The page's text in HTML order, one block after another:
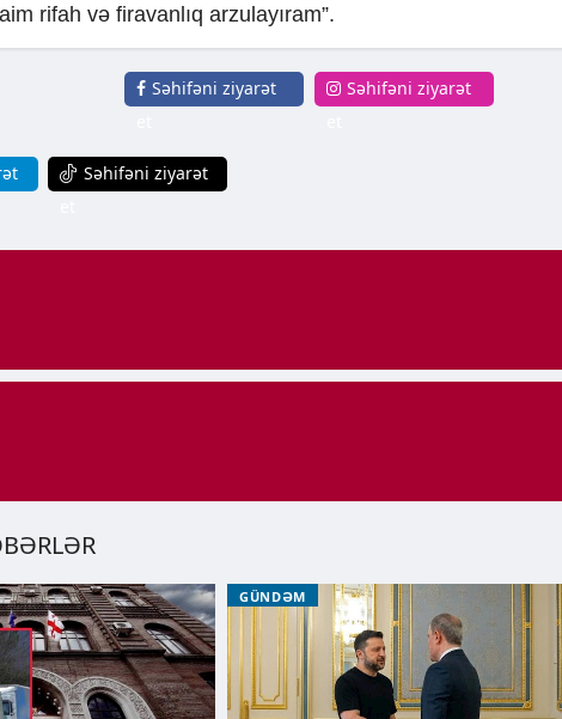
rifah və firavanlıq arzulayıram”.
Səhifəni ziyarət
Səhifəni ziyarət
Səhifəni ziyarət
GÜNDƏM